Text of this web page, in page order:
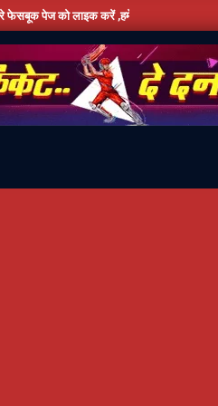
,हमे यूट्यूब पर सबस्क्राइब जरूर करें,दिन भर